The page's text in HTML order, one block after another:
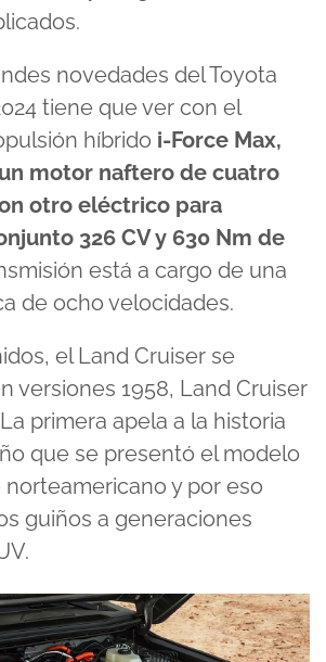
novedades del Toyota
tiene que ver con el
híbrido i-Force Max,
motor naftero de cuatro
otro eléctrico para
326 CV y 630 Nm de
está a cargo de una
de ocho velocidades.
el Land Cruiser se
versiones 1958, Land Cruiser
primera apela a la historia
que se presentó el modelo
y por eso
guiños a generaciones